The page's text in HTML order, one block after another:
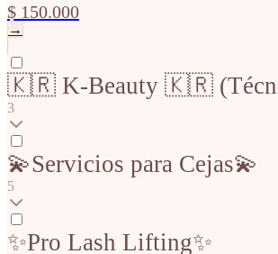
$ 150.000
→
🇰🇷 K-Beauty 🇰🇷
3
💫Servicios para Cejas💫
5
✨Pro Lash Lifting✨